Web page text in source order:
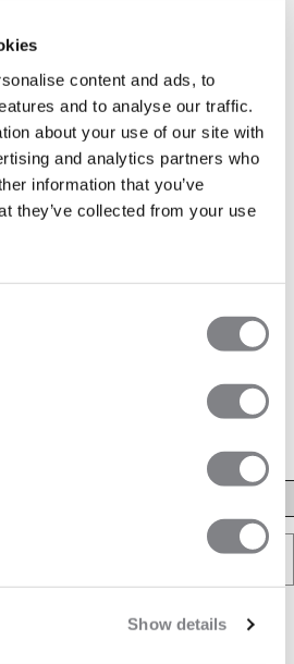
content and ads, to
and to analyse our traffic.
about your use of our site with
and analytics partners who
information that you’ve
they’ve collected from your use
Show details
Green
doppelten Trägern.